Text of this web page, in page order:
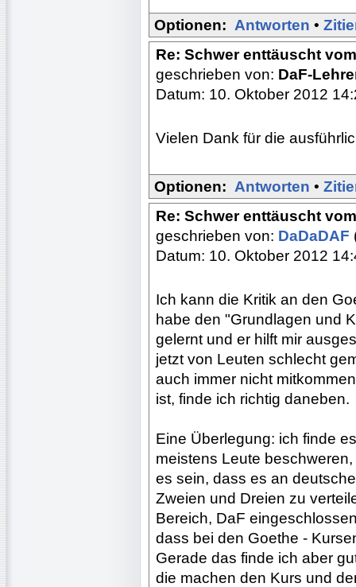
Optionen: Antworten •
Re: Schwer enttäuscht
geschrieben von: DaF-
Datum: 10. Oktober 2012
Vielen Dank für die
Optionen: Antworten •
Re: Schwer enttäuscht
geschrieben von: DaDaDAF
Datum: 10. Oktober 2012
Ich kann die Kritik an den
habe den "Grundlagen und
gelernt und er hilft mir
jetzt von Leuten schlecht
auch immer nicht
ist, finde ich richtig daneben.
Eine Überlegung: ich finde
meistens Leute
es sein, dass es an
Zweien und Dreien zu
Bereich, DaF
dass bei den Goethe -
Gerade das finde ich aber
die machen den Kurs und